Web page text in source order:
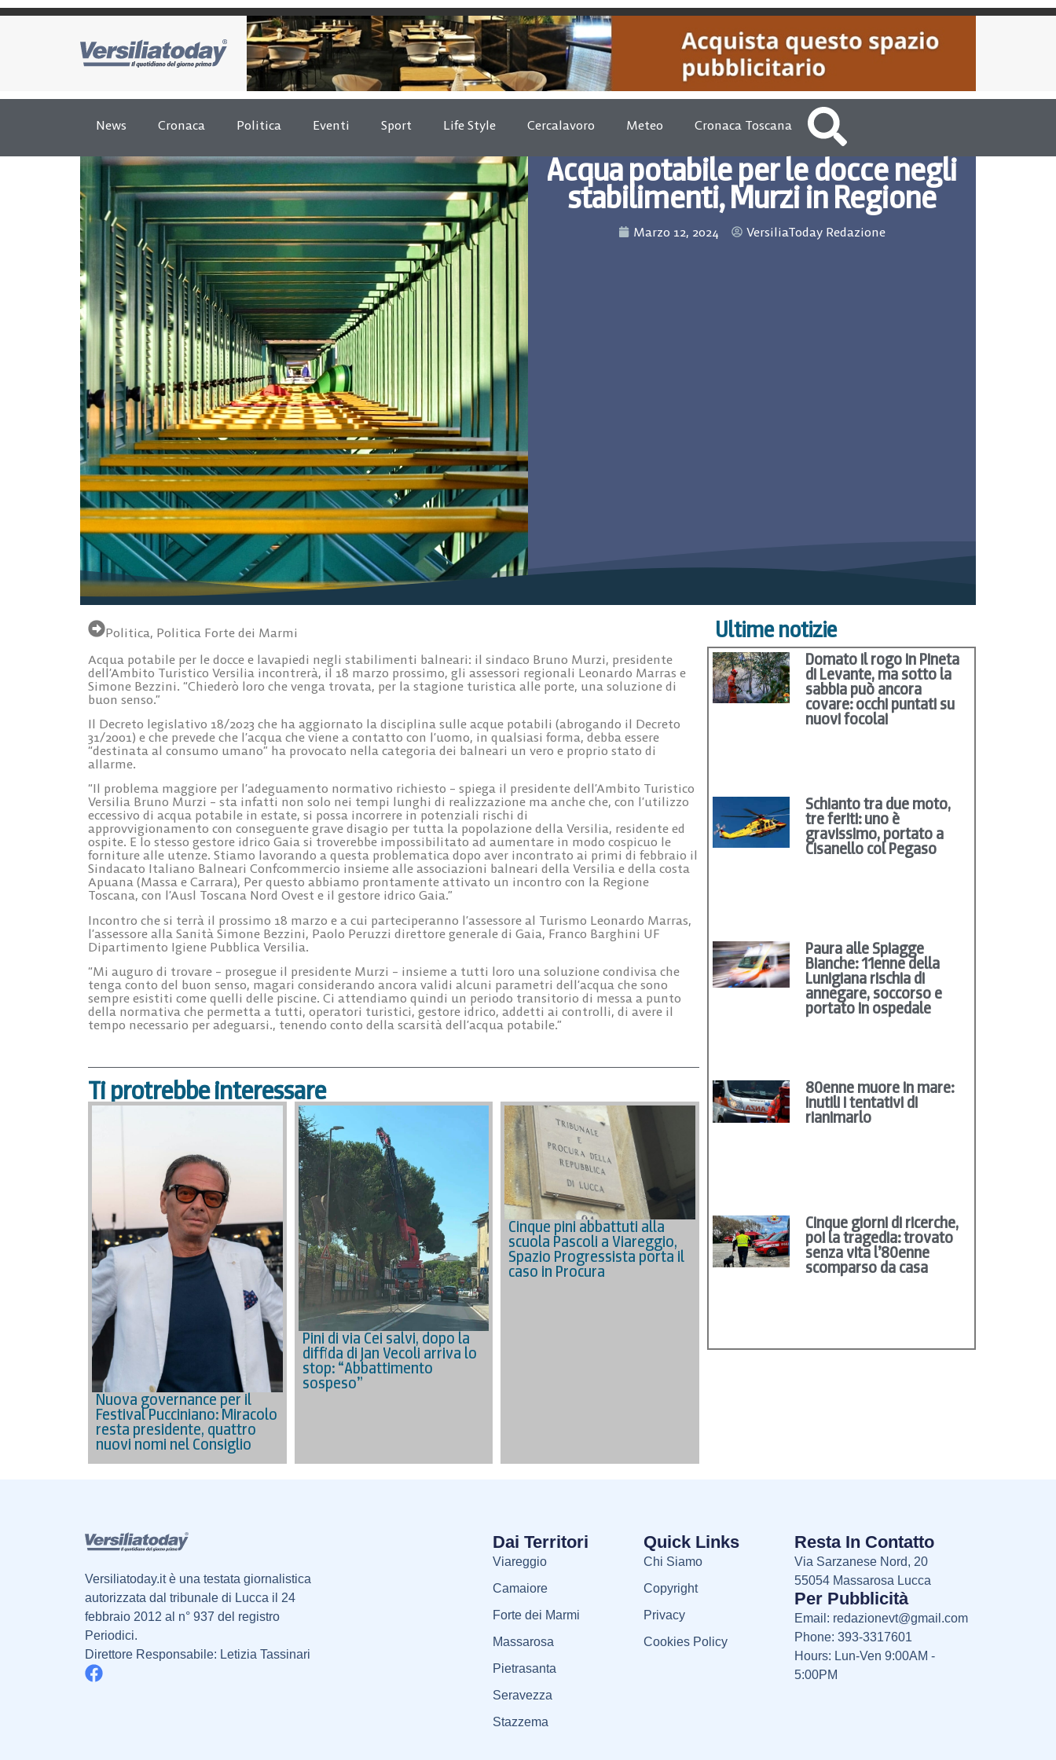
News Cronaca Politica Eventi Sport Life Style Cercalavoro Meteo Cronaca Toscana
Acqua potabile per le docce negli
stabilimenti, Murzi in Regione
Marzo 12, 2024 VersiliaToday Redazione
Politica, Politica Forte dei Marmi
Acqua potabile per le docce e lavapiedi negli stabilimenti balneari: il sindaco Bruno Murzi, presidente
dell’Ambito Turistico Versilia incontrerà, il 18 marzo prossimo, gli assessori regionali Leonardo Marras e
Simone Bezzini. “Chiederò loro che venga trovata, per la stagione turistica alle porte, una soluzione di
buon senso.”
Il Decreto legislativo 18/2023 che ha aggiornato la disciplina sulle acque potabili (abrogando il Decreto
31/2001) e che prevede che l’acqua che viene a contatto con l’uomo, in qualsiasi forma, debba essere
“destinata al consumo umano” ha provocato nella categoria dei balneari un vero e proprio stato di
allarme.
“Il problema maggiore per l’adeguamento normativo richiesto – spiega il presidente dell’Ambito Turistico
Versilia Bruno Murzi – sta infatti non solo nei tempi lunghi di realizzazione ma anche che, con l’utilizzo
eccessivo di acqua potabile in estate, si possa incorrere in potenziali rischi di
approvvigionamento con conseguente grave disagio per tutta la popolazione della Versilia, residente ed
ospite. E lo stesso gestore idrico Gaia si troverebbe impossibilitato ad aumentare in modo cospicuo le
forniture alle utenze. Stiamo lavorando a questa problematica dopo aver incontrato ai primi di febbraio il
Sindacato Italiano Balneari Confcommercio insieme alle associazioni balneari della Versilia e della costa
Apuana (Massa e Carrara), Per questo abbiamo prontamente attivato un incontro con la Regione
Toscana, con l’Ausl Toscana Nord Ovest e il gestore idrico Gaia.”
Incontro che si terrà il prossimo 18 marzo e a cui parteciperanno l’assessore al Turismo Leonardo Marras,
l’assessore alla Sanità Simone Bezzini, Paolo Peruzzi direttore generale di Gaia, Franco Barghini UF
Dipartimento Igiene Pubblica Versilia.
“Mi auguro di trovare – prosegue il presidente Murzi – insieme a tutti loro una soluzione condivisa che
tenga conto del buon senso, magari considerando ancora validi alcuni parametri dell’acqua che sono
sempre esistiti come quelli delle piscine. Ci attendiamo quindi un periodo transitorio di messa a punto
della normativa che permetta a tutti, operatori turistici, gestore idrico, addetti ai controlli, di avere il
tempo necessario per adeguarsi., tenendo conto della scarsità dell’acqua potabile.”
Ti protrebbe interessare
Nuova governance per il
Festival Pucciniano: Miracolo
resta presidente, quattro
nuovi nomi nel Consiglio
Pini di via Cei salvi, dopo la
diffida di Jan Vecoli arriva lo
stop: “Abbattimento
sospeso”
Cinque pini abbattuti alla
scuola Pascoli a Viareggio,
Spazio Progressista porta il
caso in Procura
Ultime notizie
Domato il rogo in Pineta
di Levante, ma sotto la
sabbia può ancora
covare: occhi puntati su
nuovi focolai
Schianto tra due moto,
tre feriti: uno è
gravissimo, portato a
Cisanello col Pegaso
Paura alle Spiagge
Bianche: 11enne della
Lunigiana rischia di
annegare, soccorso e
portato in ospedale
80enne muore in mare:
inutili i tentativi di
rianimarlo
Cinque giorni di ricerche,
poi la tragedia: trovato
senza vita l’80enne
scomparso da casa
Versiliatoday.it è una testata giornalistica
autorizzata dal tribunale di Lucca il 24
febbraio 2012 al n° 937 del registro
Periodici.
Direttore Responsabile: Letizia Tassinari
Dai Territori
Viareggio
Camaiore
Forte dei Marmi
Massarosa
Pietrasanta
Seravezza
Stazzema
Quick Links
Chi Siamo
Copyright
Privacy
Cookies Policy
Resta In Contatto
Via Sarzanese Nord, 20
55054 Massarosa Lucca
Per Pubblicità
Email: redazionevt@gmail.com
Phone: 393-3317601
Hours: Lun-Ven 9:00AM -
5:00PM